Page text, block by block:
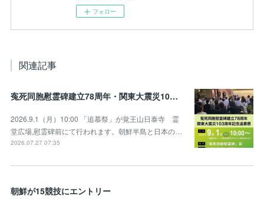
フォロー
関連記事
寃死同胞慰霊碑建立78周年・関東大震災103周年記念追慕祭のお知らせ
2026.9.1（月）10:00 「追慕祭」が覚王山日泰寺 霊
堂広場,慰霊碑前にて行われます。朝鮮半島と日本の…
2026.07.27 07:35
朝鮮が15競技にエントリー